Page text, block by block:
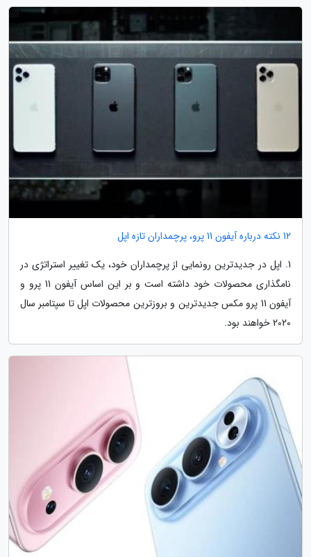
12 نکته درباره آیفون 11 پرو، پرچمداران تازه اپل
1. اپل در جدیدترین رونمایی از پرچمداران خود، یک تغییر استراتژی در
نامگذاری محصولات خود داشته است و بر این اساس آیفون 11 پرو و
آیفون 11 پرو مکس جدیدترین و بروزترین محصولات اپل تا سپتامبر سال
2020 خواهند بود.